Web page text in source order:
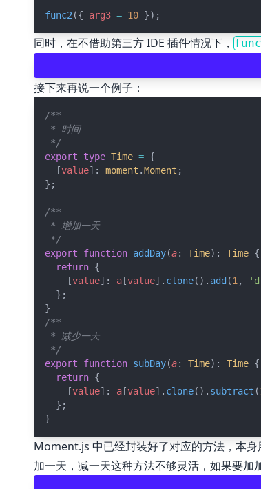
func2 ({ arg3 = 10 });
同时，在不借助第三方 IDE 插件情况下，
接下来再说一个例子：
/**
* 时间
*/
export
type Time = {
  [
value]: moment .Moment ;
};
/**
* 增加一天
*/
export
function addDay(a: Time): Time {
return {
    [
value]: a[value]. clone(). add (1 ,
  };
}
/**
* 减少一天
*/
export
function subDay(a: Time): Time {
return {
    [
value]: a[value]. clone(). subtract (
  };
}
Moment.js 中已经封装好了对应的方法，本身
加一天，减一天这种方法不够灵活，如果要加